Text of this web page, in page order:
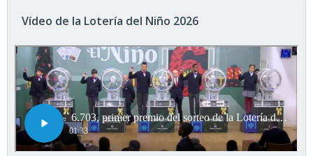
Vídeo de la Lotería del Niño 2026